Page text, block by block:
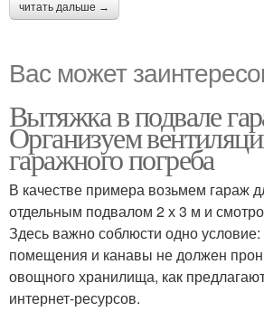
читать дальше →
Вас может
Вытяжка в подвале
Организуем
гаражного погреба
В качестве примера возьмем гараж
отдельным подвалом 2 х 3 м и
Здесь важно соблюсти одно условие:
помещения и канавы не должен
овощного хранилища, как
интернет-ресурсов.